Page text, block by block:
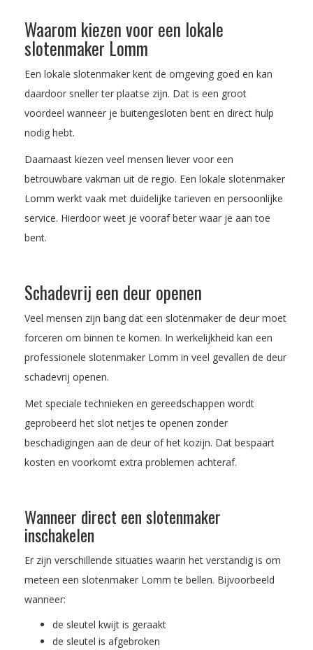
Waarom kiezen voor een lokale
slotenmaker Lomm
Een lokale slotenmaker kent de omgeving goed en kan
daardoor sneller ter plaatse zijn. Dat is een groot
voordeel wanneer je buitengesloten bent en direct hulp
nodig hebt.
Daarnaast kiezen veel mensen liever voor een
betrouwbare vakman uit de regio. Een lokale slotenmaker
Lomm werkt vaak met duidelijke tarieven en persoonlijke
service. Hierdoor weet je vooraf beter waar je aan toe
bent.
Schadevrij een deur openen
Veel mensen zijn bang dat een slotenmaker de deur moet
forceren om binnen te komen. In werkelijkheid kan een
professionele slotenmaker Lomm in veel gevallen de deur
schadevrij openen.
Met speciale technieken en gereedschappen wordt
geprobeerd het slot netjes te openen zonder
beschadigingen aan de deur of het kozijn. Dat bespaart
kosten en voorkomt extra problemen achteraf.
Wanneer direct een slotenmaker
inschakelen
Er zijn verschillende situaties waarin het verstandig is om
meteen een slotenmaker Lomm te bellen. Bijvoorbeeld
wanneer:
de sleutel kwijt is geraakt
de sleutel is afgebroken